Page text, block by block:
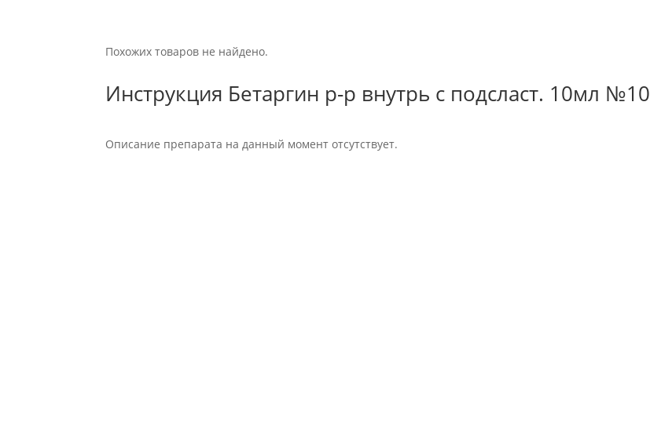
Похожих товаров не найдено.
Инструкция Бетаргин р-р внутрь с подсласт. 10мл №10
Описание препарата на данный момент отсутствует.